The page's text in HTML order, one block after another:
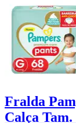
Fralda
Calça Tam.